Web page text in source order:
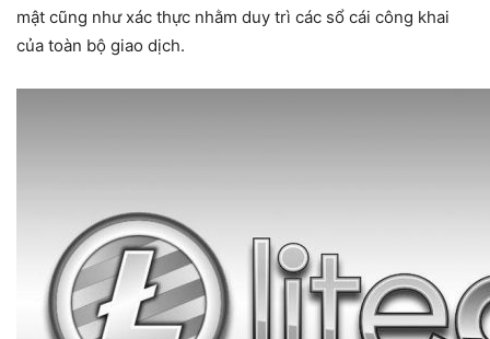
mật cũng như xác thực nhằm duy trì các sổ cái công khai
của toàn bộ giao dịch.